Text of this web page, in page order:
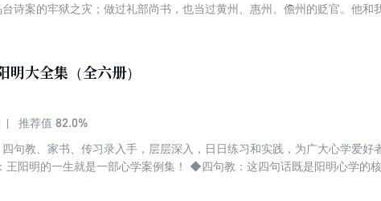
诗案的牢狱之灾；做过礼部尚书，也当过黄州、惠州、儋州的贬官。他和
明大全集（全六册）
推荐值 82.0%
句教、家书、传习录入手，层层深入，日日练习和实践，为广大心学爱好